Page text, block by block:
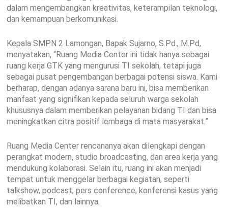
dalam mengembangkan kreativitas, keterampilan teknologi,
dan kemampuan berkomunikasi.
Kepala SMPN 2 Lamongan, Bapak Sujarno, S.Pd., M.Pd,
menyatakan, “Ruang Media Center ini tidak hanya sebagai
ruang kerja GTK yang mengurusi TI sekolah, tetapi juga
sebagai pusat pengembangan berbagai potensi siswa. Kami
berharap, dengan adanya sarana baru ini, bisa memberikan
manfaat yang signifikan kepada seluruh warga sekolah
khususnya dalam memberikan pelayanan bidang TI dan bisa
meningkatkan citra positif lembaga di mata masyarakat.”
Ruang Media Center rencananya akan dilengkapi dengan
perangkat modern, studio broadcasting, dan area kerja yang
mendukung kolaborasi. Selain itu, ruang ini akan menjadi
tempat untuk menggelar berbagai kegiatan, seperti
talkshow, podcast, pers conference, konferensi kasus yang
melibatkan TI, dan lainnya.